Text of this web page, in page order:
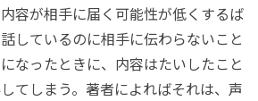
容が相手に届く可能性が低くするば
しているのに相手に伝わらないこと
なったときに、内容はたいしたこと
てしまう。著者によればそれは、声